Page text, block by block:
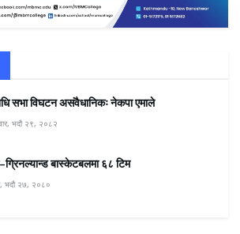
सभा विघटन असंवैधानिकः नेकपा एमाले
भदौ २९, २०८२
बास्केटबलमा ६८ टिम
भदौ २७, २०८०